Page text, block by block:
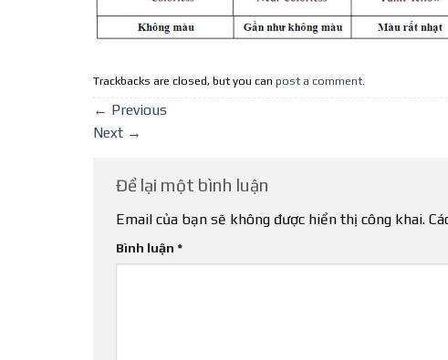
Trackbacks are closed, but you can post a comment.
← Previous
Next →
Để lại một bình luận
Email của bạn sẽ không được hiển thị công khai.
Bình luận *